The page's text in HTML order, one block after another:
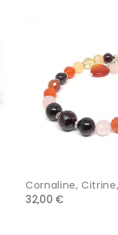
Cornaline,
32,00 €